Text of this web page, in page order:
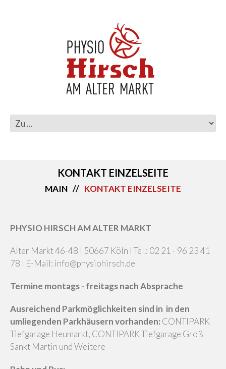
KONTAKT EINZELSEITE
MAIN KONTAKT EINZELSEITE
PHYSIO HIRSCH AM ALTER MARKT
Alter Markt 46-48 I 50667 Köln I Tel.: 02 21 - 96 23 41
78 I E-Mail: info@physiohirsch.de
Termine montags - freitags nach Absprache
Ausreichend Parkmöglichkeiten sind in in den
umliegenden Parkhäusern vorhanden: CONTIPARK
Tiefgarage Heumarkt, CONTIPARK Tiefgarage Groß
Sankt Martin und Weitere